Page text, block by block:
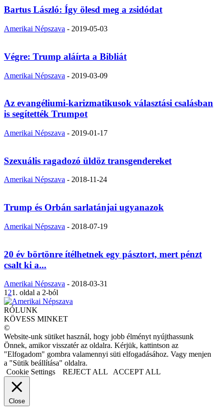
Bartus László: Így ölesd meg a zsidódat
Amerikai Népszava - 2019-05-03
Végre: Trump aláírta a Bibliát
Amerikai Népszava - 2019-03-09
Az evangéliumi-karizmatikusok választási csalásban
is segítették Trumpot
Amerikai Népszava - 2019-01-17
Szexuális ragadozó üldöz transgendereket
Amerikai Népszava - 2018-11-24
Trump és Orbán sarlatánjai ugyanazok
Amerikai Népszava - 2018-07-19
20 év börtönre ítélhetnek egy pásztort, mert pénzt
csalt ki a...
Amerikai Népszava - 2018-03-31
1 21. oldal a 2-ból
RÓLUNK
KÖVESS MINKET
©
Website-unk sütiket használ, hogy jobb élményt nyújthassunk
Önnek, amikor visszatér az oldalra. Kérjük, kattintson az
"Elfogadom" gombra valamennyi süti elfogadásához. Vagy menjen
a "Sütik beállítása" oldalra.
Cookie Settings
REJECT ALL ACCEPT ALL
Close